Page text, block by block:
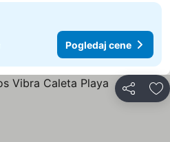
Pogledaj cene
Deli